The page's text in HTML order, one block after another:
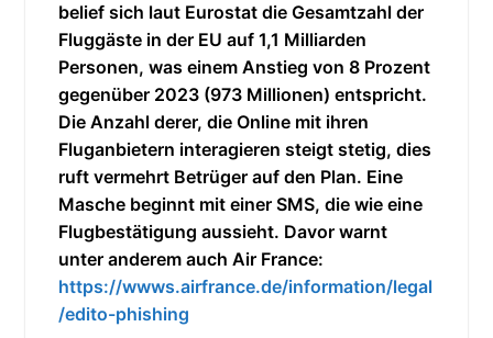
belief sich laut Eurostat die Gesamtzahl der
Fluggäste in der EU auf 1,1 Milliarden
Personen, was einem Anstieg von 8 Prozent
gegenüber 2023 (973 Millionen) entspricht.
Die Anzahl derer, die Online mit ihren
Fluganbietern interagieren steigt stetig, dies
ruft vermehrt Betrüger auf den Plan. Eine
Masche beginnt mit einer SMS, die wie eine
Flugbestätigung aussieht. Davor warnt
unter anderem auch Air France:
https://wwws.airfrance.de/information/legal
/edito-phishing